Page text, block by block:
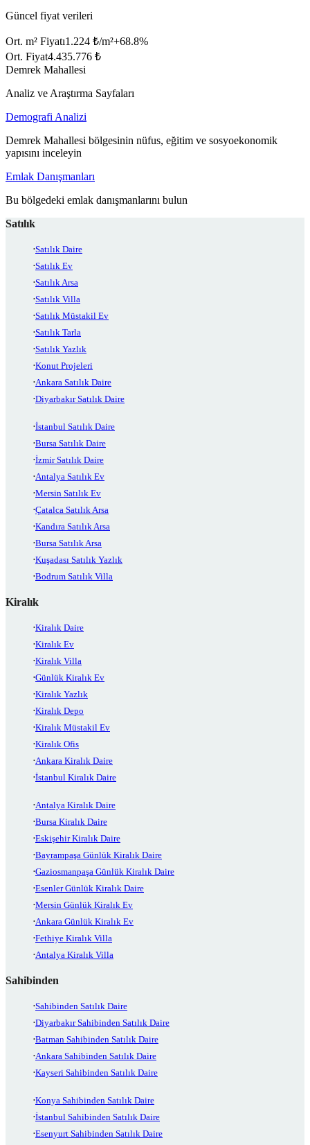
Güncel fiyat verileri
Ort. m² Fiyatı1.224 ₺/m²+68.8%
Ort. Fiyat4.435.776 ₺
Demrek Mahallesi
Analiz ve Araştırma Sayfaları
Demografi Analizi
Demrek Mahallesi bölgesinin nüfus, eğitim ve sosyoekonomik
yapısını inceleyin
Emlak Danışmanları
Bu bölgedeki emlak danışmanlarını bulun
Satılık
Satılık Daire
Satılık Ev
Satılık Arsa
Satılık Villa
Satılık Müstakil Ev
Satılık Tarla
Satılık Yazlık
Konut Projeleri
Ankara Satılık Daire
Diyarbakır Satılık Daire
İstanbul Satılık Daire
Bursa Satılık Daire
İzmir Satılık Daire
Antalya Satılık Ev
Mersin Satılık Ev
Çatalca Satılık Arsa
Kandıra Satılık Arsa
Bursa Satılık Arsa
Kuşadası Satılık Yazlık
Bodrum Satılık Villa
Kiralık
Kiralık Daire
Kiralık Ev
Kiralık Villa
Günlük Kiralık Ev
Kiralık Yazlık
Kiralık Depo
Kiralık Müstakil Ev
Kiralık Ofis
Ankara Kiralık Daire
İstanbul Kiralık Daire
Antalya Kiralık Daire
Bursa Kiralık Daire
Eskişehir Kiralık Daire
Bayrampaşa Günlük Kiralık Daire
Gaziosmanpaşa Günlük Kiralık Daire
Esenler Günlük Kiralık Daire
Mersin Günlük Kiralık Ev
Ankara Günlük Kiralık Ev
Fethiye Kiralık Villa
Antalya Kiralık Villa
Sahibinden
Sahibinden Satılık Daire
Diyarbakır Sahibinden Satılık Daire
Batman Sahibinden Satılık Daire
Ankara Sahibinden Satılık Daire
Kayseri Sahibinden Satılık Daire
Konya Sahibinden Satılık Daire
İstanbul Sahibinden Satılık Daire
Esenyurt Sahibinden Satılık Daire